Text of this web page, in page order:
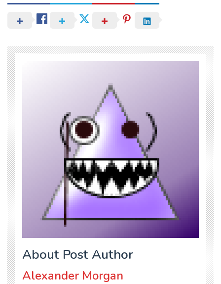
About Post Author
Alexander Morgan